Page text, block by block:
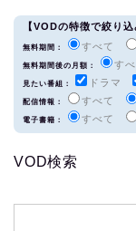
【VODの特徴で絞り
無料期間： すべて
無料期間後の月額： す
見たい番組： ドラマ
配信情報： すべて
電子書籍： すべて
VOD検索